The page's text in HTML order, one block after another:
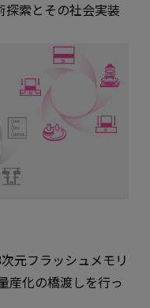
探索とその社会実装
元フラッシュメモリ
産化の橋渡しを行っ